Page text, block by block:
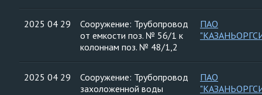
2025 04 29
Сооружение: Трубопровод
от емкости поз. № 56/1 к
колоннам поз. № 48/1,2
ПАО
2025 04 29
Сооружение: Трубопровод
захоложенной воды
ПАО